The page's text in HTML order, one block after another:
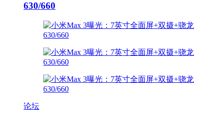
630/660
论坛